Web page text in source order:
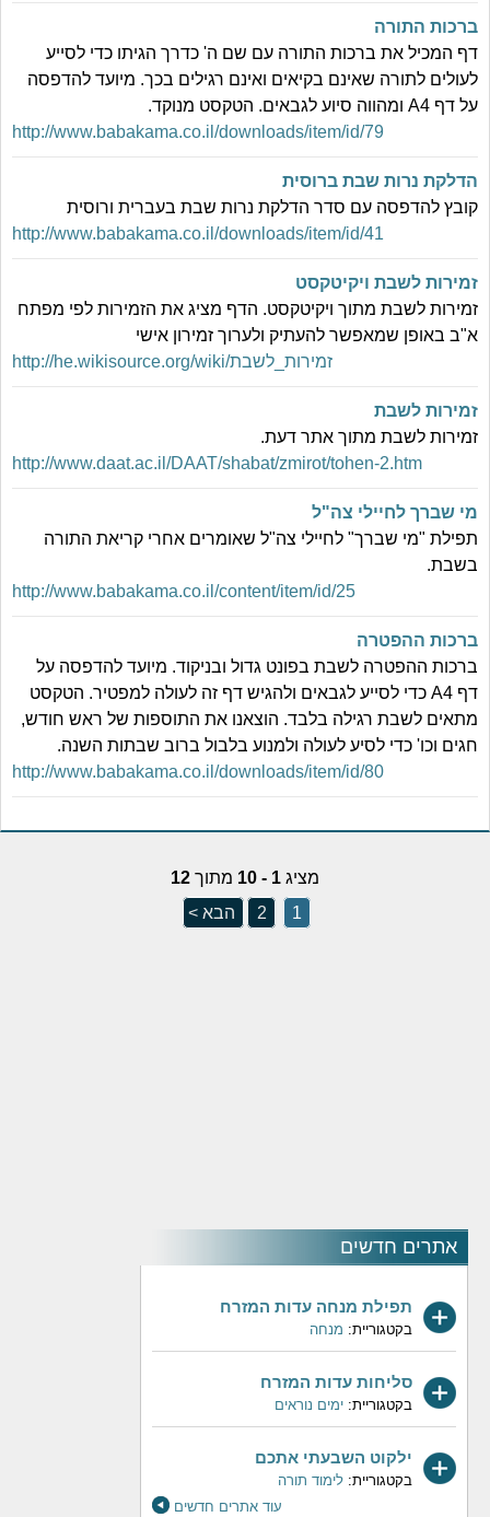
אתרים חדשים
תפילת מנחה עדות המזרח
בקטגוריית: מנחה
סליחות עדות המזרח
בקטגוריית: ימים נוראים
ילקוט השבעתי אתכם
בקטגוריית: לימוד תורה
עוד אתרים חדשים
ברכות התורה
דף המכיל את ברכות התורה עם שם ה' כדרך הגיתו כדי לסייע
לעולים לתורה שאינם בקיאים ואינם רגילים בכך. מיועד להדפסה
על דף A4 ומהווה סיוע לגבאים. הטקסט מנוקד.
http://www.babakama.co.il/downloads/item/id/79
הדלקת נרות שבת ברוסית
קובץ להדפסה עם סדר הדלקת נרות שבת בעברית ורוסית
http://www.babakama.co.il/downloads/item/id/41
זמירות לשבת ויקיטקסט
זמירות לשבת מתוך ויקיטקסט. הדף מציג את הזמירות לפי מפתח
א"ב באופן שמאפשר להעתיק ולערוך זמירון אישי
http://he.wikisource.org/wiki/זמירות_לשבת
זמירות לשבת
זמירות לשבת מתוך אתר דעת.
http://www.daat.ac.il/DAAT/shabat/zmirot/tohen-2.htm
מי שברך לחיילי צה"ל
תפילת "מי שברך" לחיילי צה"ל שאומרים אחרי קריאת התורה
בשבת.
http://www.babakama.co.il/content/item/id/25
ברכות ההפטרה
ברכות ההפטרה לשבת בפונט גדול ובניקוד. מיועד להדפסה על
דף A4 כדי לסייע לגבאים ולהגיש דף זה לעולה למפטיר. הטקסט
מתאים לשבת רגילה בלבד. הוצאנו את התוספות של ראש חודש,
חגים וכו' כדי לסיע לעולה ולמנוע בלבול ברוב שבתות השנה.
http://www.babakama.co.il/downloads/item/id/80
מציג 1 - 10 מתוך 12
1
2 הבא >